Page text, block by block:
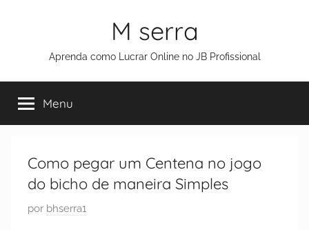
M serra
Aprenda como Lucrar Online no JB Profissional
Menu
Como pegar um Centena no jogo
do bicho de maneira Simples
P
por bhserra1